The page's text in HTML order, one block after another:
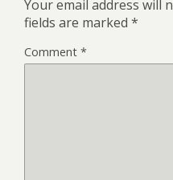
Your email address will
fields are marked *
Comment *